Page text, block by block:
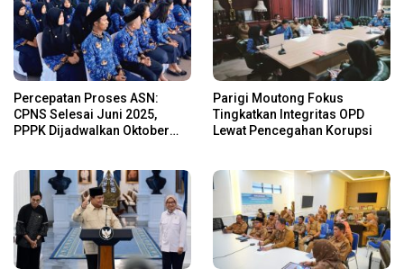
Percepatan Proses ASN:
CPNS Selesai Juni 2025,
PPPK Dijadwalkan Oktober
Parigi Moutong Fokus
Tingkatkan Integritas OPD
Lewat Pencegahan Korupsi